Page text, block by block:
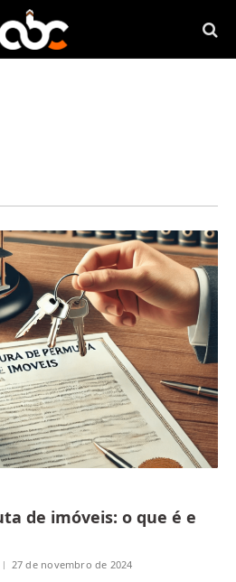
de imóveis: o que é e
27 de novembro de 2024